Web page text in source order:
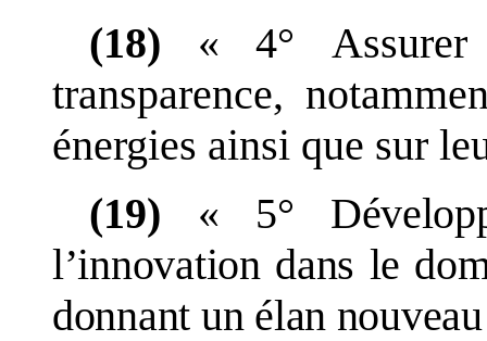
(18) « 4°
transparence,
énergies ainsi que sur
(19) « 5°
l’innovation dans le
donnant un élan